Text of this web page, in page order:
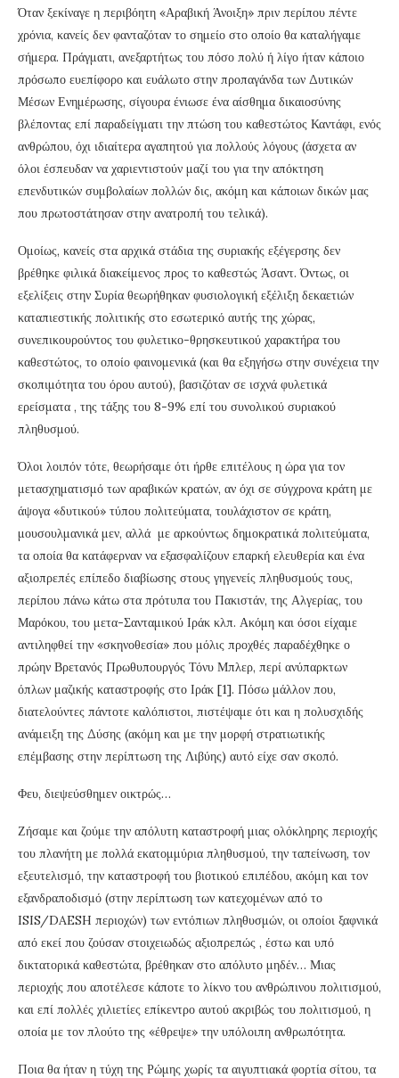
Όταν ξεκίναγε η περιβόητη «Αραβική Άνοιξη» πριν περίπου πέντε
χρόνια, κανείς δεν φανταζόταν το σημείο στο οποίο θα καταλήγαμε
σήμερα. Πράγματι, ανεξαρτήτως του πόσο πολύ ή λίγο ήταν κάποιο
πρόσωπο ευεπίφορο και ευάλωτο στην προπαγάνδα των Δυτικών
Μέσων Ενημέρωσης, σίγουρα ένιωσε ένα αίσθημα δικαιοσύνης
βλέποντας επί παραδείγματι την πτώση του καθεστώτος Καντάφι, ενός
ανθρώπου, όχι ιδιαίτερα αγαπητού για πολλούς λόγους (άσχετα αν
όλοι έσπευδαν να χαριεντιστούν μαζί του για την απόκτηση
επενδυτικών συμβολαίων πολλών δις, ακόμη και κάποιων δικών μας
που πρωτοστάτησαν στην ανατροπή του τελικά).
Ομοίως, κανείς στα αρχικά στάδια της συριακής εξέγερσης δεν
βρέθηκε φιλικά διακείμενος προς το καθεστώς Άσαντ. Όντως, οι
εξελίξεις στην Συρία θεωρήθηκαν φυσιολογική εξέλιξη δεκαετιών
καταπιεστικής πολιτικής στο εσωτερικό αυτής της χώρας,
συνεπικουρούντος του φυλετικο-θρησκευτικού χαρακτήρα του
καθεστώτος, το οποίο φαινομενικά (και θα εξηγήσω στην συνέχεια την
σκοπιμότητα του όρου αυτού), βασιζόταν σε ισχνά φυλετικά
ερείσματα , της τάξης του 8-9% επί του συνολικού συριακού
πληθυσμού.
Όλοι λοιπόν τότε, θεωρήσαμε ότι ήρθε επιτέλους η ώρα για τον
μετασχηματισμό των αραβικών κρατών, αν όχι σε σύγχρονα κράτη με
άψογα «δυτικού» τύπου πολιτεύματα, τουλάχιστον σε κράτη,
μουσουλμανικά μεν, αλλά με αρκούντως δημοκρατικά πολιτεύματα,
τα οποία θα κατάφερναν να εξασφαλίζουν επαρκή ελευθερία και ένα
αξιοπρεπές επίπεδο διαβίωσης στους γηγενείς πληθυσμούς τους,
περίπου πάνω κάτω στα πρότυπα του Πακιστάν, της Αλγερίας, του
Μαρόκου, του μετα-Σανταμικού Ιράκ κλπ. Ακόμη και όσοι είχαμε
αντιληφθεί την «σκηνοθεσία» που μόλις προχθές παραδέχθηκε ο
πρώην Βρετανός Πρωθυπουργός Τόνυ Μπλερ, περί ανύπαρκτων
όπλων μαζικής καταστροφής στο Ιράκ [1]. Πόσω μάλλον που,
διατελούντες πάντοτε καλόπιστοι, πιστέψαμε ότι και η πολυσχιδής
ανάμειξη της Δύσης (ακόμη και με την μορφή στρατιωτικής
επέμβασης στην περίπτωση της Λιβύης) αυτό είχε σαν σκοπό.
Φευ, διεψεύσθημεν οικτρώς…
Ζήσαμε και ζούμε την απόλυτη καταστροφή μιας ολόκληρης περιοχής
του πλανήτη με πολλά εκατομμύρια πληθυσμού, την ταπείνωση, τον
εξευτελισμό, την καταστροφή του βιοτικού επιπέδου, ακόμη και τον
εξανδραποδισμό (στην περίπτωση των κατεχομένων από το
ISIS/DAESH περιοχών) των εντόπιων πληθυσμών, οι οποίοι ξαφνικά
από εκεί που ζούσαν στοιχειωδώς αξιοπρεπώς , έστω και υπό
δικτατορικά καθεστώτα, βρέθηκαν στο απόλυτο μηδέν… Μιας
περιοχής που αποτέλεσε κάποτε το λίκνο του ανθρώπινου πολιτισμού,
και επί πολλές χιλιετίες επίκεντρο αυτού ακριβώς του πολιτισμού, η
οποία με τον πλούτο της «έθρεψε» την υπόλοιπη ανθρωπότητα.
Ποια θα ήταν η τύχη της Ρώμης χωρίς τα αιγυπτιακά φορτία σίτου, τα